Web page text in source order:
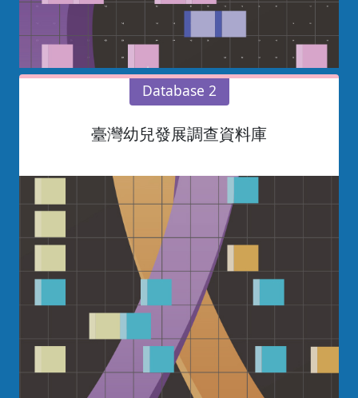
Database 2
臺灣幼兒發展調查資料庫